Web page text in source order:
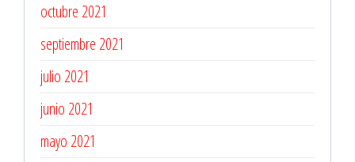
octubre 2021
septiembre 2021
julio 2021
junio 2021
mayo 2021